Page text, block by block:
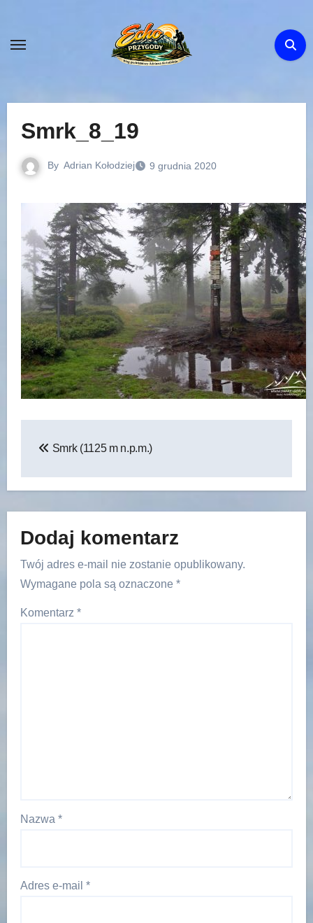
content
Smrk_8_19
By Adrian Kołodziej 9 grudnia 2020
wpisu
Smrk (1125 m n.p.m.)
Dodaj komentarz
Twój adres e-mail nie zostanie opublikowany.
Wymagane pola są oznaczone *
Komentarz *
Nazwa *
Adres e-mail *